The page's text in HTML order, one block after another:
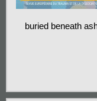
buried beneath